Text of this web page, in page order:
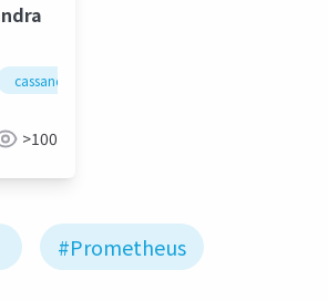
cassandra
>100
#Prometheus